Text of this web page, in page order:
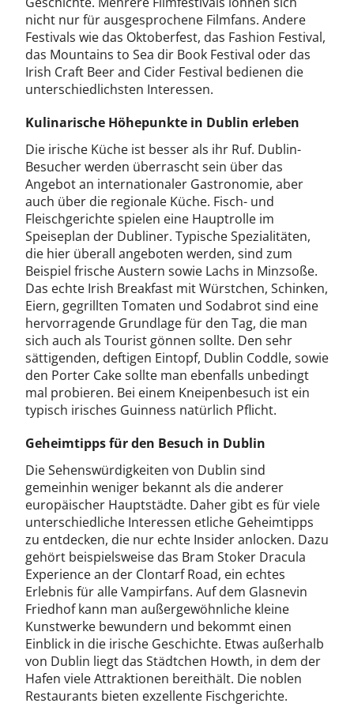
nicht nur für ausgesprochene Filmfans. Andere
Festivals wie das Oktoberfest, das Fashion Festival,
das Mountains to Sea dir Book Festival oder das
Irish Craft Beer and Cider Festival bedienen die
unterschiedlichsten Interessen.
Kulinarische Höhepunkte in Dublin erleben
Die irische Küche ist besser als ihr Ruf. Dublin-
Besucher werden überrascht sein über das
Angebot an internationaler Gastronomie, aber
auch über die regionale Küche. Fisch- und
Fleischgerichte spielen eine Hauptrolle im
Speiseplan der Dubliner. Typische Spezialitäten,
die hier überall angeboten werden, sind zum
Beispiel frische Austern sowie Lachs in Minzsoße.
Das echte Irish Breakfast mit Würstchen, Schinken,
Eiern, gegrillten Tomaten und Sodabrot sind eine
hervorragende Grundlage für den Tag, die man
sich auch als Tourist gönnen sollte. Den sehr
sättigenden, deftigen Eintopf, Dublin Coddle, sowie
den Porter Cake sollte man ebenfalls unbedingt
mal probieren. Bei einem Kneipenbesuch ist ein
typisch irisches Guinness natürlich Pflicht.
Geheimtipps für den Besuch in Dublin
Die Sehenswürdigkeiten von Dublin sind
gemeinhin weniger bekannt als die anderer
europäischer Hauptstädte. Daher gibt es für viele
unterschiedliche Interessen etliche Geheimtipps
zu entdecken, die nur echte Insider anlocken. Dazu
gehört beispielsweise das Bram Stoker Dracula
Experience an der Clontarf Road, ein echtes
Erlebnis für alle Vampirfans. Auf dem Glasnevin
Friedhof kann man außergewöhnliche kleine
Kunstwerke bewundern und bekommt einen
Einblick in die irische Geschichte. Etwas außerhalb
von Dublin liegt das Städtchen Howth, in dem der
Hafen viele Attraktionen bereithält. Die noblen
Restaurants bieten exzellente Fischgerichte.